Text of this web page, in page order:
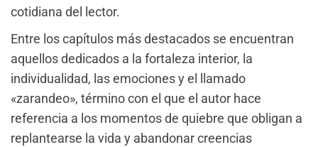
cotidiana del lector.
Entre los capítulos más destacados se encuentran
aquellos dedicados a la fortaleza interior, la
individualidad, las emociones y el llamado
«zarandeo», término con el que el autor hace
referencia a los momentos de quiebre que obligan a
replantearse la vida y abandonar creencias